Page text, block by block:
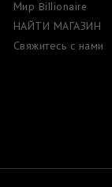
Мир Billionaire
НАЙТИ МАГАЗИН
Свяжитесь с нами